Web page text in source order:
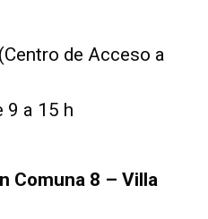
de Acceso a
9 a 15 h
Comuna 8 – Villa